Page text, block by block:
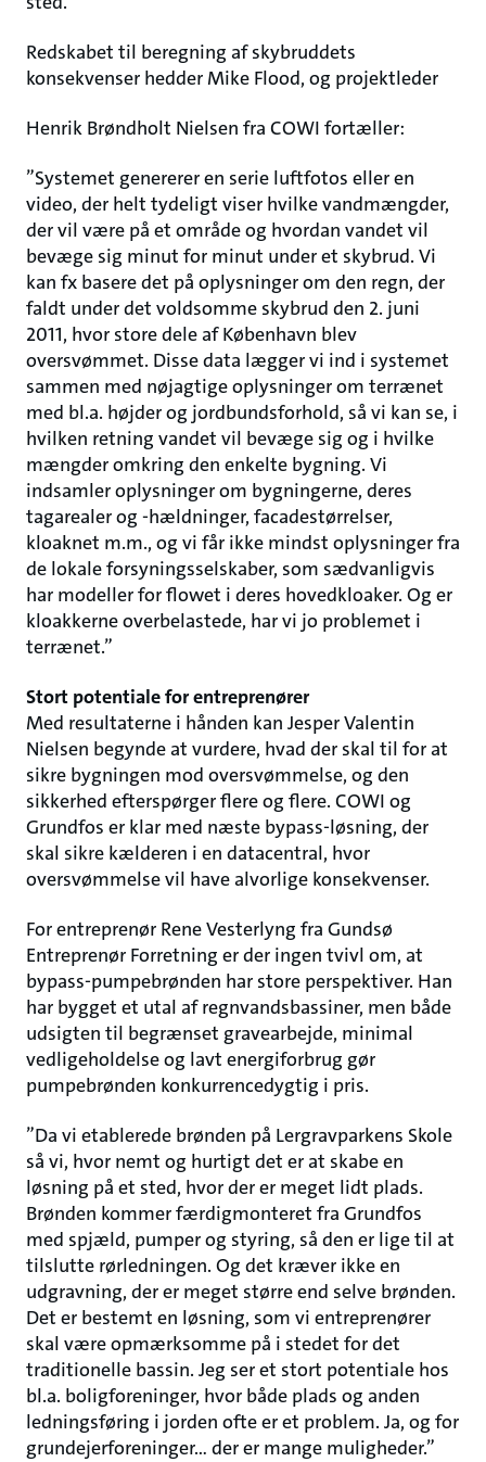
Redskabet til beregning af skybruddets
konsekvenser hedder Mike Flood, og projektleder
Henrik Brøndholt Nielsen fra COWI fortæller:
”Systemet genererer en serie luftfotos eller en
video, der helt tydeligt viser hvilke vandmængder,
der vil være på et område og hvordan vandet vil
bevæge sig minut for minut under et skybrud. Vi
kan fx basere det på oplysninger om den regn, der
faldt under det voldsomme skybrud den 2. juni
2011, hvor store dele af København blev
oversvømmet. Disse data lægger vi ind i systemet
sammen med nøjagtige oplysninger om terrænet
med bl.a. højder og jordbundsforhold, så vi kan se, i
hvilken retning vandet vil bevæge sig og i hvilke
mængder omkring den enkelte bygning. Vi
indsamler oplysninger om bygningerne, deres
tagarealer og -hældninger, facadestørrelser,
kloaknet m.m., og vi får ikke mindst oplysninger fra
de lokale forsyningsselskaber, som sædvanligvis
har modeller for flowet i deres hovedkloaker. Og er
kloakkerne overbelastede, har vi jo problemet i
terrænet.”
Stort potentiale for entreprenører
Med resultaterne i hånden kan Jesper Valentin
Nielsen begynde at vurdere, hvad der skal til for at
sikre bygningen mod oversvømmelse, og den
sikkerhed efterspørger flere og flere. COWI og
Grundfos er klar med næste bypass-løsning, der
skal sikre kælderen i en datacentral, hvor
oversvømmelse vil have alvorlige konsekvenser.
For entreprenør Rene Vesterlyng fra Gundsø
Entreprenør Forretning er der ingen tvivl om, at
bypass-pumpebrønden har store perspektiver. Han
har bygget et utal af regnvandsbassiner, men både
udsigten til begrænset gravearbejde, minimal
vedligeholdelse og lavt energiforbrug gør
pumpebrønden konkurrencedygtig i pris.
”Da vi etablerede brønden på Lergravparkens Skole
så vi, hvor nemt og hurtigt det er at skabe en
løsning på et sted, hvor der er meget lidt plads.
Brønden kommer færdigmonteret fra Grundfos
med spjæld, pumper og styring, så den er lige til at
tilslutte rørledningen. Og det kræver ikke en
udgravning, der er meget større end selve brønden.
Det er bestemt en løsning, som vi entreprenører
skal være opmærksomme på i stedet for det
traditionelle bassin. Jeg ser et stort potentiale hos
bl.a. boligforeninger, hvor både plads og anden
ledningsføring i jorden ofte er et problem. Ja, og for
grundejerforeninger... der er mange muligheder.”